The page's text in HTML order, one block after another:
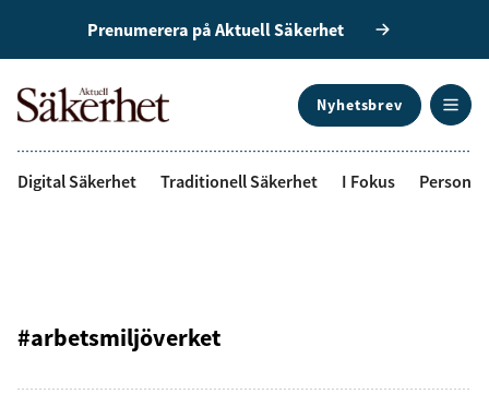
Prenumerera på Aktuell Säkerhet
Nyhetsbrev
Digital Säkerhet Traditionell Säkerhet I Fokus
#arbetsmiljöverket